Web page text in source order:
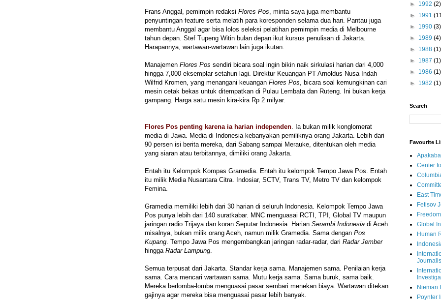
Frans Anggal, pemimpin redaksi Flores Pos , minta saya juga membantu
penyuntingan feature serta melatih para koresponden selama dua hari. Pantau juga
membantu Anggal agar bisa lolos seleksi pelatihan pemimpin media di Melbourne
tahun depan. Stef Tupeng Witin bulan depan ikut kursus penulisan di Jakarta.
Harapannya, wartawan-wartawan lain juga ikutan.
Manajemen Flores Pos sendiri bicara soal ingin bikin naik sirkulasi harian dari 4,000
hingga 7,000 eksemplar setahun lagi. Direktur Keuangan PT Arnoldus Nusa Indah
Wilfrid Kromen, yang menangani keuangan Flores Pos , bicara soal kemungkinan cari
mesin cetak bekas untuk ditempatkan di Pulau Lembata dan Ruteng. Ini bukan kerja
gampang. Harga satu mesin kira-kira Rp 2 milyar.
Flores Pos penting karena ia harian independen . Ia bukan milik konglomerat
media di Jawa. Media di Indonesia kebanyakan pemiliknya orang Jakarta. Lebih dari
90 persen isi berita mereka, dari Sabang sampai Merauke, ditentukan oleh media
yang siaran atau terbitannya, dimiliki orang Jakarta.
Entah itu Kelompok Kompas Gramedia. Entah itu kelompok Tempo Jawa Pos. Entah
itu milik Media Nusantara Citra. Indosiar, SCTV, Trans TV, Metro TV dan kelompok
Femina.
Gramedia memiliki lebih dari 30 harian di seluruh Indonesia. Kelompok Tempo Jawa
Pos punya lebih dari 140 suratkabar. MNC menguasai RCTI, TPI, Global TV maupun
jaringan radio Trijaya dan koran Seputar Indonesia. Harian Serambi Indonesia di Aceh
misalnya, bukan milik orang Aceh, namun milik Gramedia. Sama dengan Pos
Kupang . Tempo Jawa Pos mengembangkan jaringan radar-radar, dari Radar Jember
hingga Radar Lampung
Semua terpusat dari Jakarta. Standar kerja sama. Manajemen sama. Penilaian kerja
sama. Cara mencari wartawan sama. Mutu kerja sama. Sama buruk, sama baik.
Mereka berlomba-lomba menguasai pasar sembari menekan biaya. Wartawan ditekan
gajinya agar mereka bisa menguasai pasar lebih banyak.
► 1992 (2)
► 1991
► 1990 (3)
► 1989 (4)
► 1988 (1)
► 1987 (1)
► 1986 (1)
► 1982 (1)
Search
Favourite
Center
East
Fetisov
Global
Human
Nieman
Poynter